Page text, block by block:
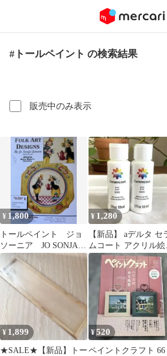
#トールペイント の検索結果
販売中のみ表示
¥ 1,800
トールペイント ジョ
ソーニア JO SONJA
パケット 英語版
¥ 1,280
【新品】 aデルタ セ
ムコート アクリル絵
具 (ホワイト×２本)
¥ 1,899
★SALE★【新品】トー
¥520
ペイントクラフト 66